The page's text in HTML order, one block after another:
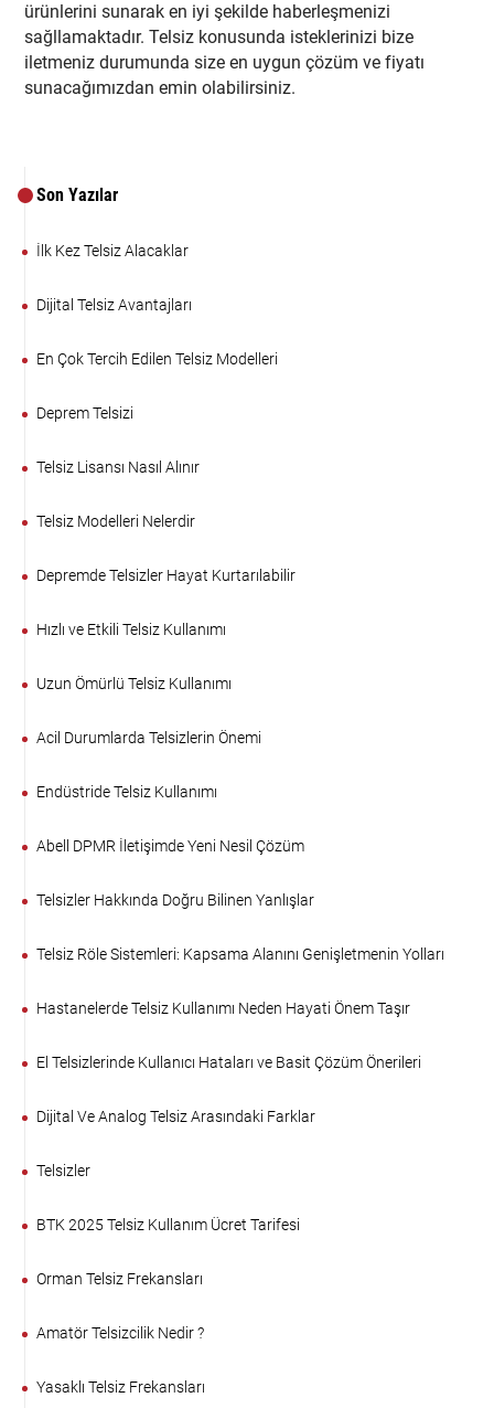
Son Yazılar
İlk Kez Telsiz Alacaklar
Dijital Telsiz Avantajları
En Çok Tercih Edilen Telsiz Modelleri
Deprem Telsizi
Telsiz Lisansı Nasıl Alınır
Telsiz Modelleri Nelerdir
Depremde Telsizler Hayat Kurtarılabilir
Hızlı ve Etkili Telsiz Kullanımı
Uzun Ömürlü Telsiz Kullanımı
Acil Durumlarda Telsizlerin Önemi
Endüstride Telsiz Kullanımı
Abell DPMR İletişimde Yeni Nesil Çözüm
Telsizler Hakkında Doğru Bilinen Yanlışlar
Telsiz Röle Sistemleri: Kapsama Alanını Genişletmenin Yolları
Hastanelerde Telsiz Kullanımı Neden Hayati Önem Taşır
El Telsizlerinde Kullanıcı Hataları ve Basit Çözüm Önerileri
Dijital Ve Analog Telsiz Arasındaki Farklar
Telsizler
BTK 2025 Telsiz Kullanım Ücret Tarifesi
Orman Telsiz Frekansları
Amatör Telsizcilik Nedir ?
Yasaklı Telsiz Frekansları
ürünlerini sunarak en iyi şekilde haberleşmenizi
sağllamaktadır. Telsiz konusunda isteklerinizi bize
iletmeniz durumunda size en uygun çözüm ve fiyatı
sunacağımızdan emin olabilirsiniz.